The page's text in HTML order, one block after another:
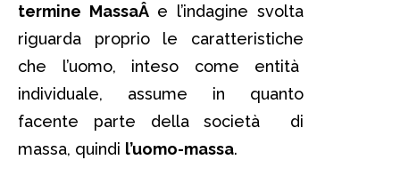
termine MassaÂ e l’indagine svolta
riguarda proprio le caratteristiche
che l’uomo, inteso come entità
individuale, assume in quanto
facente parte della società di
massa, quindi l’uomo-massa.